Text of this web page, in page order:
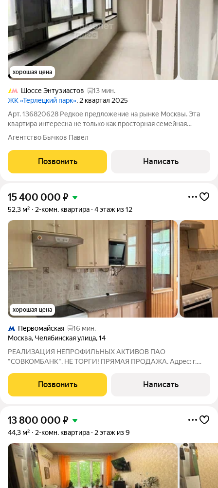
хорошая цена
Шоссе Энтузиастов
13 мин.
ЖК «Терлецкий парк», 2 квартал 2025
Арт. 136820628 Редкое предложение на рынке Москвы. Эта
квартира интересна не только как просторная семейная
евро-3, но и как перспективный инвестиционный объект.
большой площади квартиру можно
Агентство Бычков Павел
Позвонить Написать
15 400 000 ₽
52,3 м² 2-комн. квартира 4 этаж из 12
хорошая цена
Первомайская
16 мин.
Москва, Челябинская улица,14
РЕАЛИЗАЦИЯ НЕПРОФИЛЬНЫХ АКТИВОВ ПАО
"СОВКОМБАНК". НЕ ТОРГИ! ПРЯМАЯ ПРОДАЖА. Адрес: г.
77:03:0005024:7947. Продажа 2-к.квартиры в районе
«Ивановское» (ВАО). Есть вся инфраструктура: магазины и ТЦ,
Позвонить Написать
13 800 000 ₽
44,3 м² 2-комн. квартира 2 этаж из 9